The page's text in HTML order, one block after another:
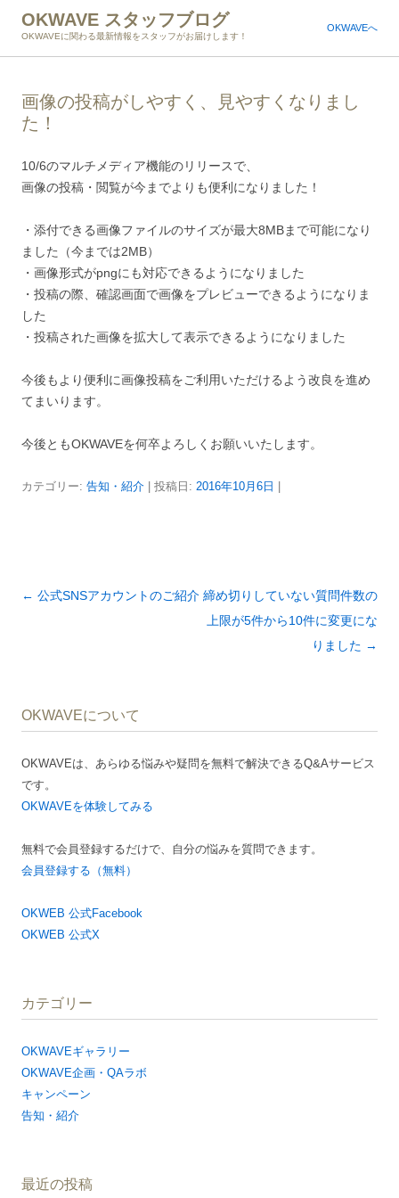
OKWAVE スタッフブログ
OKWAVEに関わる最新情報をスタッフがお届けします！
OKWAVEへ
画像の投稿がしやすく、見やすくなりまし
た！
10/6のマルチメディア機能のリリースで、
画像の投稿・閲覧が今までよりも便利になりました！
・添付できる画像ファイルのサイズが最大8MBまで可能になり
ました（今までは2MB）
・画像形式がpngにも対応できるようになりました
・投稿の際、確認画面で画像をプレビューできるようになりま
した
・投稿された画像を拡大して表示できるようになりました
今後もより便利に画像投稿をご利用いただけるよう改良を進め
てまいります。
今後ともOKWAVEを何卒よろしくお願いいたします。
カテゴリー: 告知・紹介 | 投稿日: 2016年10月6日
投
ー
ョ
ン
← 公式SNSアカウントのご紹介 締め切りしていない質問件数の
上限が5件から10件に変更にな
りました →
OKWAVEについて
OKWAVEは、あらゆる悩みや疑問を無料で解決できるQ&Aサービス
です。
OKWAVEを体験してみる
無料で会員登録するだけで、自分の悩みを質問できます。
会員登録する（無料）
OKWEB 公式Facebook
OKWEB 公式X
カテゴリー
OKWAVEギャラリー
OKWAVE企画・QAラボ
キャンペーン
告知・紹介
最近の投稿